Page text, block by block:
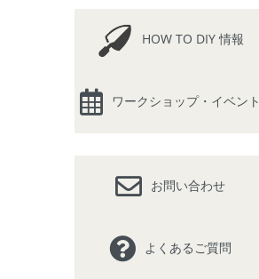
HOW TO DIY 情報
ワークショップ・イベント
お問い合わせ
よくあるご質問